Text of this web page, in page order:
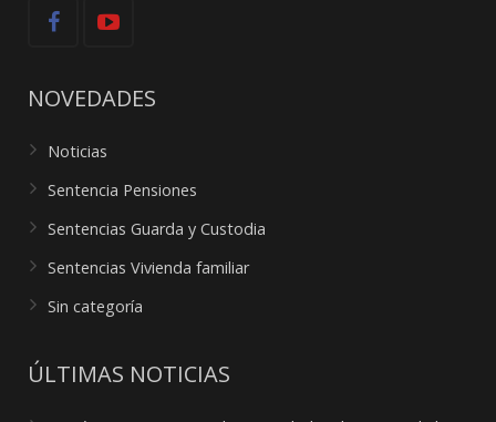
NOVEDADES
Noticias
Sentencia Pensiones
Sentencias Guarda y Custodia
Sentencias Vivienda familiar
Sin categoría
ÚLTIMAS NOTICIAS